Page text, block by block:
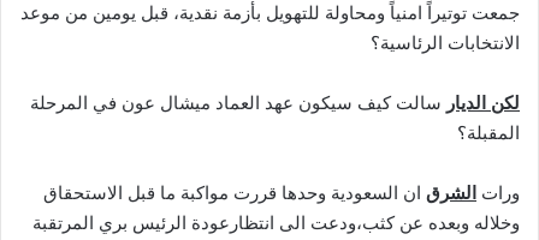
جمعت توتيراً امنياً ومحاولة للتهويل بأزمة نقدية، قبل يومين من موعد
الانتخابات الرئاسية؟
لكن الديار سالت كيف سيكون عهد العماد ميشال عون في المرحلة
المقبلة؟
ورات الشرق ان السعودية وحدها قررت مواكبة ما قبل الاستحقاق
وخلاله وبعده عن كثب،ودعت الى انتظارعودة الرئيس بري المرتقبة